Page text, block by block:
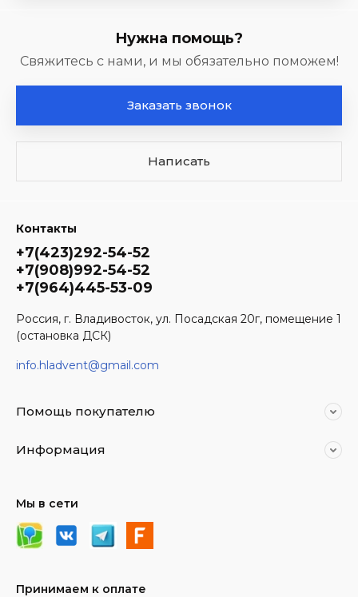
Нужна помощь?
Свяжитесь с нами, и мы обязательно поможем!
Заказать звонок
Написать
Контакты
+7(423)292-54-52
+7(908)992-54-52
+7(964)445-53-09
Россия, г. Владивосток, ул. Посадская 20г, помещение 1
(остановка ДСК)
info.hladvent@gmail.com
Помощь покупателю
Информация
Мы в сети
Принимаем к оплате